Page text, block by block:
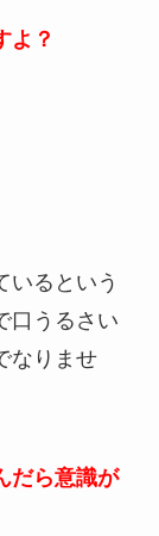
よ？
いるという
口うるさい
なりませ
だら意識が